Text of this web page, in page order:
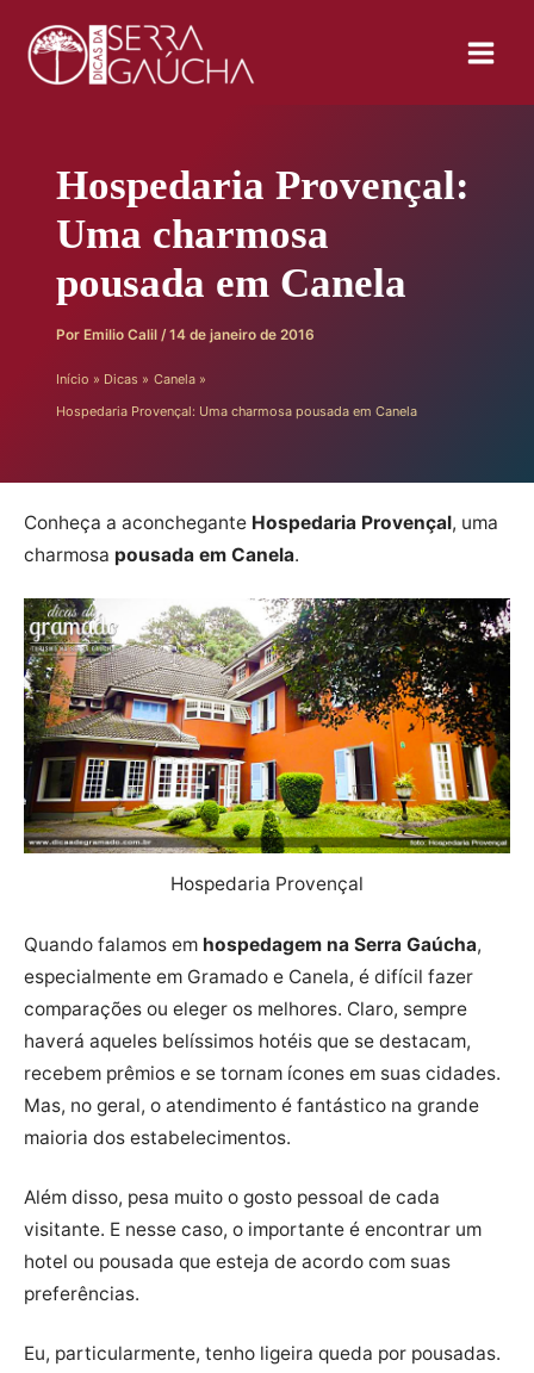
para
Hospedaria Provençal:
Uma charmosa
pousada em Canela
Por Emilio Calil /14 de janeiro de 2016
Início Dicas
Canela
Hospedaria Provençal: Uma charmosa pousada em Canela
Conheça a aconchegante Hospedaria Provençal, uma
charmosa pousada em Canela.
Hospedaria Provençal
Quando falamos em hospedagem na Serra Gaúcha,
especialmente em Gramado e Canela, é difícil fazer
comparações ou eleger os melhores. Claro, sempre
haverá aqueles belíssimos hotéis que se destacam,
recebem prêmios e se tornam ícones em suas cidades.
Mas, no geral, o atendimento é fantástico na grande
maioria dos estabelecimentos.
Além disso, pesa muito o gosto pessoal de cada
visitante. E nesse caso, o importante é encontrar um
hotel ou pousada que esteja de acordo com suas
preferências.
Eu, particularmente, tenho ligeira queda por pousadas.